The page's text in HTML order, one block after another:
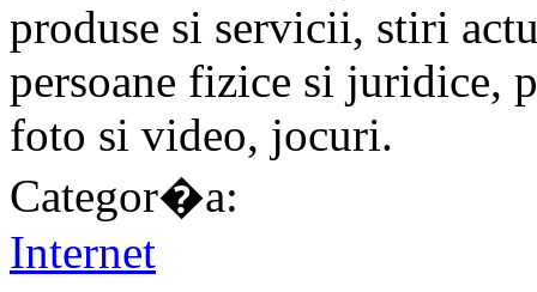
produse si servicii, stiri
persoane fizice si juridice,
foto si video, jocuri.
Categor�a:
Internet